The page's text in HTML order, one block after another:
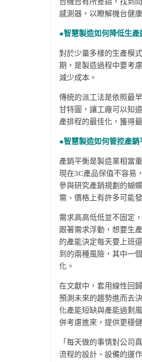
感測器，以瞭解機台健
●智慧製造如何降低生產
對於少量多樣的生產模
期，是製造過程中要考
減少成本。
傳統的派工法是依照最
甘特圖，讓工廠可以知
產排程的最佳化，獲得
●智慧製造如何管控產銷
產銷平衡是製造業相當
現在3C產品保值不容易
參與研究產銷規劃的蝴
需、價格上有許多可能
需求高高低低並不固定
跟著需求浮動，想要生
的產能決定每天要上班
到的兩種風險，其中一
化。
在文獻中，套用線性回
預測未來的趨勢進而去
化產能短缺與產能過剩
併考慮進來，提供更穩
「每天做的事情對公司
流程的設計、設備的運